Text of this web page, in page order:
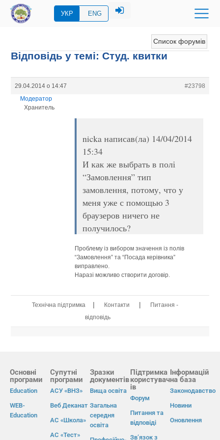
УКР ENG
Список форумів
Відповідь у темі: Студ. квитки
29.04.2014 о 14:47
#23798
Модератор
Хранитель
nicka написав(ла) 14/04/2014
15:34
И как же выбрать в полі
“Замовлення” тип
замовлення, потому, что у
меня уже с помощью 3
браузеров ничего не
получилось?
Проблему із вибором значення із полів
“Замовлення” та “Посада керівника”
виправлено.
Наразі можливо створити договір.
Технічна підтримка | Контакти |
Питання -
відповідь
Основні
програми
Education
WEB-
Education
Супутні
програми
АСУ «ВНЗ»
Веб Деканат
АС «Школа»
АС «Тест»
Зразки
документів
Вища освіта
Загальна
середня
освіта
Підтримка
користувач
ів
Форум
Питання та
відповіді
Зв’язок з
Інформацій
на база
Законодавство
Новини
Оновлення